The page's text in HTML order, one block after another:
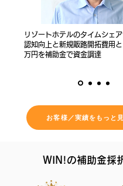
リゾートホテルのタイムシェ
認知向上と新規販路開拓費用
万円を補助金で資金調達
お客様／実績をもっと
WIN!の補助金採